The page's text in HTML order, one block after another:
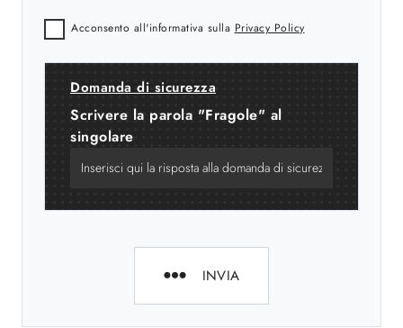
Acconsento all'informativa sulla Privacy Policy
Domanda di sicurezza
Scrivere la parola "Fragole" al
singolare
INVIA